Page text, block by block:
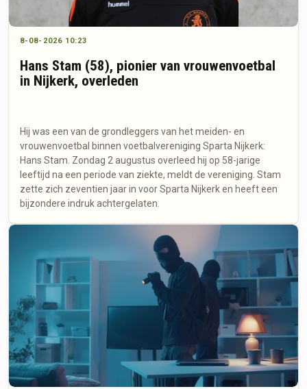
8-08-2026 10:23
Hans Stam (58), pionier van vrouwenvoetbal
in Nijkerk, overleden
Hij was een van de grondleggers van het meiden- en
vrouwenvoetbal binnen voetbalvereniging Sparta Nijkerk:
Hans Stam. Zondag 2 augustus overleed hij op 58-jarige
leeftijd na een periode van ziekte, meldt de vereniging. Stam
zette zich zeventien jaar in voor Sparta Nijkerk en heeft een
bijzondere indruk achtergelaten.